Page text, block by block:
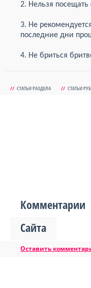
2. Нельзя
3. Не
последние дни
4. Не бриться
// СТАТЬИ РАЗДЕЛА // СТАТЬИ
Комментарии
Сайта
Оставить